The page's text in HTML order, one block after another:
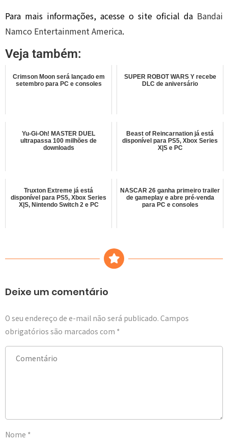
Para mais informações, acesse o site oficial da Bandai
Namco Entertainment America.
Veja também:
Crimson Moon será lançado em
setembro para PC e consoles
SUPER ROBOT WARS Y recebe
DLC de aniversário
Yu-Gi-Oh! MASTER DUEL
ultrapassa 100 milhões de
downloads
Beast of Reincarnation já está
disponível para PS5, Xbox Series
X|S e PC
Truxton Extreme já está
disponível para PS5, Xbox Series
X|S, Nintendo Switch 2 e PC
NASCAR 26 ganha primeiro trailer
de gameplay e abre pré-venda
para PC e consoles
Deixe um comentário
O seu endereço de e-mail não será publicado. Campos
obrigatórios são marcados com *
Nome *